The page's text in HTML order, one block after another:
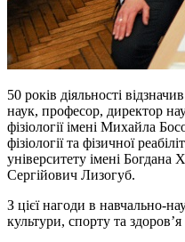
50 років діяльності
наук, професор, директор
фізіології імені Михайла
фізіології та фізичної
університету імені
Сергійович Лизогуб.
З цієї нагоди в навчально-
культури, спорту та здоров’я